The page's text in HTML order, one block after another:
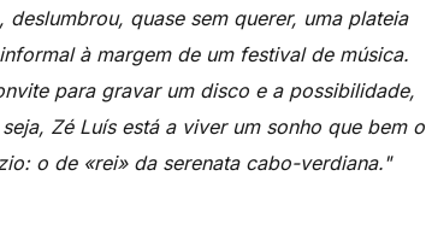
quase sem querer, uma plateia
à margem de um festival de música.
para gravar um disco e a possibilidade,
Zé Luís está a viver um sonho que bem o
o de «rei» da serenata cabo-verdiana."